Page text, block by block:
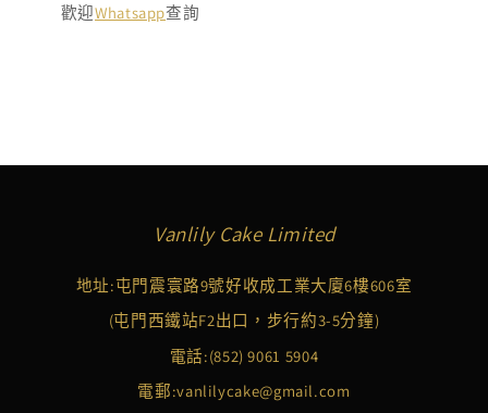
歡迎Whatsapp查詢
Vanlily Cake Limited
地址:屯門震寰路9號好收成工業大廈6樓606室
(屯門西鐵站F2出口，步行約3-5分鐘)
電話:(852) 9061 5904
電郵:vanlilycake@gmail.com